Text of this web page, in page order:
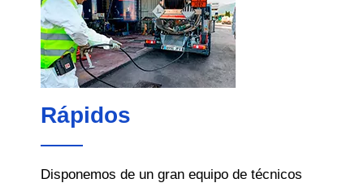
Rápidos
Disponemos de un gran equipo de técnicos